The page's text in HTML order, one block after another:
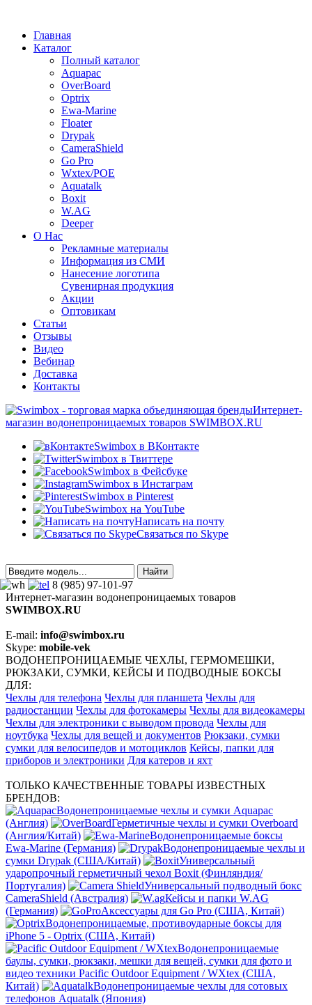
Главная
Каталог
Полный каталог
Aquapac
OverBoard
Optrix
Ewa-Marine
Floater
Drypak
CameraShield
Go Pro
Wxtex/POE
Aquatalk
Boxit
W.AG
Deeper
О Нас
Рекламные материалы
Информация из СМИ
Нанесение логотипа
Сувенирная продукция
Акции
Оптовикам
Статьи
Отзывы
Видео
Вебинар
Доставка
Контакты
Интернет-
магазин водонепроницаемых товаров SWIMBOX.RU
Swimbox в ВКонтакте
Swimbox в Твиттере
Swimbox в Фейсбуке
Swimbox в Инстаграм
Swimbox в Pinterest
Swimbox на YouTube
Написать на почту
Связаться по Skype
8 (985) 97-101-97
Интернет-магазин водонепроницаемых товаров
SWIMBOX.RU
E-mail: info@swimbox.ru
Skype: mobile-vek
ВОДОНЕПРОНИЦАЕМЫЕ ЧЕХЛЫ, ГЕРМОМЕШКИ,
РЮКЗАКИ, СУМКИ, КЕЙСЫ И ПОДВОДНЫЕ БОКСЫ
ДЛЯ:
Чехлы для телефона Чехлы для планшета Чехлы для
радиостанции Чехлы для фотокамеры Чехлы для видеокамеры
Чехлы для электроники с выводом провода Чехлы для
ноутбука Чехлы для вещей и документов Рюкзаки, сумки
сумки для велосипедов и мотоциклов Кейсы, папки для
приборов и электроники Для катеров и яхт
ТОЛЬКО КАЧЕСТВЕННЫЕ ТОВАРЫ ИЗВЕСТНЫХ
БРЕНДОВ:
Водонепроницаемые чехлы и сумки Aquapac
(Англия)
Герметичные чехлы и сумки Overboard
(Англия/Китай)
Водонепроницаемые боксы
Ewa-Marine (Германия)
Водонепроницаемые чехлы и
сумки Drypak (США/Китай)
Универсальный
ударопрочный герметичный чехол Boxit (Финляндия/
Португалия)
Универсальный подводный бокс
CameraShield (Австралия)
Кейсы и папки W.AG
(Германия)
Аксессуары для Go Pro (США, Китай)
Водонепроницаемые, противоударные боксы для
iPhone 5 - Optrix (США, Китай)
Водонепроницаемые
баулы, сумки, рюкзаки, мешки для вещей, сумки для фото и
видео техники Pacific Outdoor Equipment / WXtex (США,
Китай)
Водонепроницаемые чехлы для сотовых
телефонов Aquatalk (Япония)